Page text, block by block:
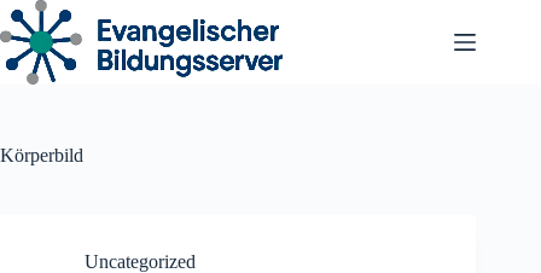
Zum
Inhalt
springen
Körperbild
Uncategorized